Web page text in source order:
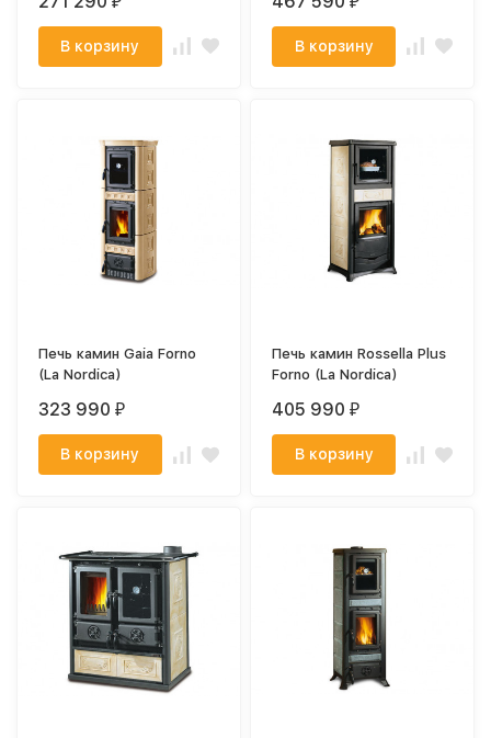
В корзину В корзину
Печь камин Gaia Forno
(La Nordica)
323 990₽
В корзину
Печь камин Rossella Plus
Forno (La Nordica)
405 990₽
В корзину